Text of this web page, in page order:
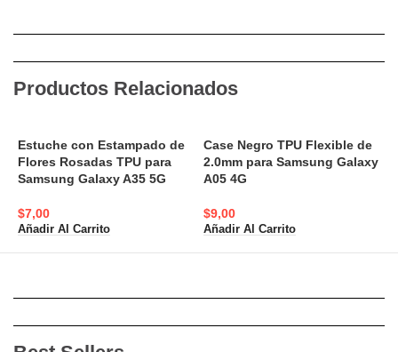
Productos Relacionados
Estuche con Estampado de
Flores Rosadas TPU para
Samsung Galaxy A35 5G
$7,00
Añadir Al Carrito
Case Negro TPU Flexible de
2.0mm para Samsung Galaxy
A05 4G
$9,00
Añadir Al Carrito